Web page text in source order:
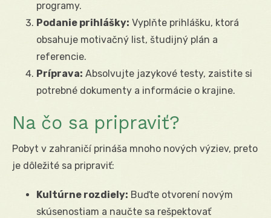
programy.
Podanie prihlášky: Vyplňte prihlášku, ktorá
obsahuje motivačný list, študijný plán a
referencie.
Príprava: Absolvujte jazykové testy, zaistite si
potrebné dokumenty a informácie o krajine.
Na čo sa pripraviť?
Pobyt v zahraničí prináša mnoho nových výziev, preto
je dôležité sa pripraviť:
Kultúrne rozdiely: Buďte otvorení novým
skúsenostiam a naučte sa rešpektovať